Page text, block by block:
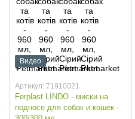
Видео
Артикул: 71910021
Ferplast LINDO - миски на
подносе для собак и кошек -